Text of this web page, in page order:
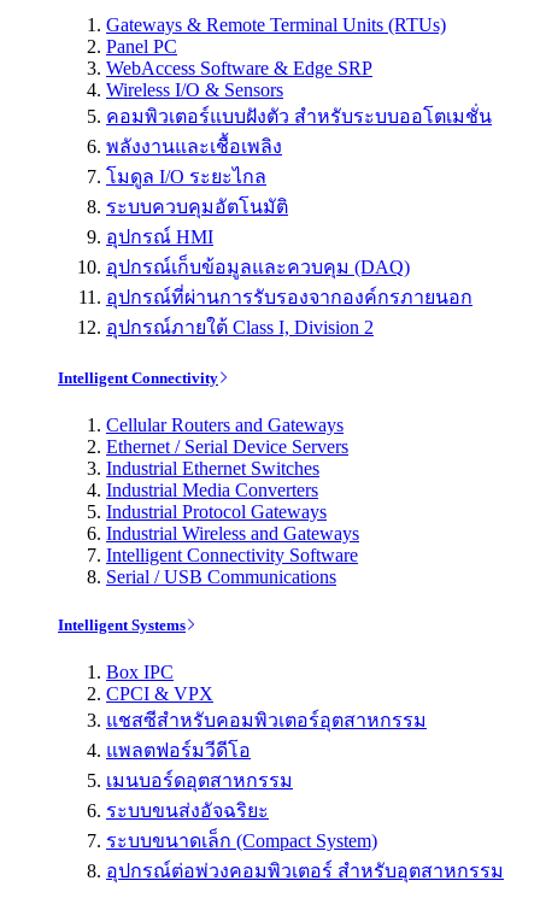
Gateways & Remote Terminal Units (RTUs)
Panel PC
WebAccess Software & Edge SRP
Wireless I/O & Sensors
คอมพิวเตอร์แบบฝังตัว สำหรับระบบออโตเมชั่น
พลังงานและเชื้อเพลิง
โมดูล I/O ระยะไกล
ระบบควบคุมอัตโนมัติ
อุปกรณ์ HMI
อุปกรณ์เก็บข้อมูลและควบคุม (DAQ)
อุปกรณ์ที่ผ่านการรับรองจากองค์กรภายนอก
อุปกรณ์ภายใต้ Class I, Division 2
Intelligent Connectivity
Cellular Routers and Gateways
Ethernet / Serial Device Servers
Industrial Ethernet Switches
Industrial Media Converters
Industrial Protocol Gateways
Industrial Wireless and Gateways
Intelligent Connectivity Software
Serial / USB Communications
Intelligent Systems
Box IPC
CPCI & VPX
แชสซีสำหรับคอมพิวเตอร์อุตสาหกรรม
แพลตฟอร์มวีดีโอ
เมนบอร์ดอุตสาหกรรม
ระบบขนส่งอัจฉริยะ
ระบบขนาดเล็ก (Compact System)
อุปกรณ์ต่อพ่วงคอมพิวเตอร์ สำหรับอุตสาหกรรม